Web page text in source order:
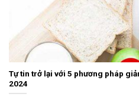
Tự tin trở lại với 5 phương pháp
2024